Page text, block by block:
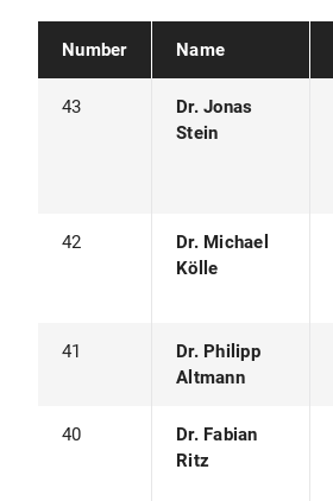
Number Name
43
Dr. Jonas
Stein
42
Dr. Michael
Kölle
41
Dr. Philipp
Altmann
40
Dr. Fabian
Ritz